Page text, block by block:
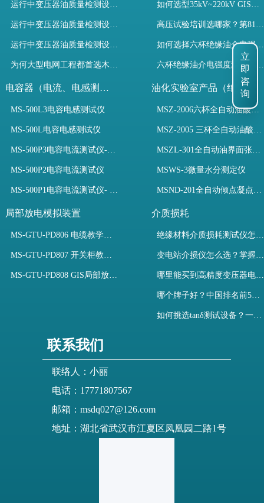
运行中变压器油质量检测设备如何维护？
运行中变压器油质量检测设备包括哪些？
运行中变压器油质量检测设备如何选型？
为何大型电网工程都首选木森电气成套电力测试设备？
如何选型35kV~220kV GIS局部放电模拟装置？
高压试验培训选哪家？第81期高电压试验技术培训班圆满收官！
如何选择六杯绝缘油介电强度测试仪提升变压器油检测效率？
六杯绝缘油介电强度测试仪如何选？规程与高效设备解析
电容器（电流、电感测试）
MS-500L3电容电感测试仪
MS-500L电容电感测试仪
MS-500P3电容电流测试仪-3PT、两种4PT、1PT连接方式
MS-500P2电容电流测试仪
MS-500P1电容电流测试仪- 支持3PT、4PT、1PT
油化实验室产品（绝缘油）
MSZ-2006六杯全自动油酸值测定仪
MSZ-2005 三杯全自动油酸值测定仪
MSZL-301全自动油界面张力仪
MSWS-3微量水分测定仪
MSND-201全自动倾点凝点测试仪
局部放电模拟装置
MS-GTU-PD806 电缆教学用局部放电模拟装置
MS-GTU-PD807 开关柜教学用局部放电模拟装置
MS-GTU-PD808 GIS局部放电模拟系统
介质损耗
绝缘材料介质损耗测试仪怎么选？看木森电气B端定制如何升级测试效率
变电站介损仪怎么选？掌握采购要点-木森电气
哪里能买到高精度变压器电容量及介损测试仪？快速解决选型难题
哪个牌子好？中国排名前5介质损耗测试仪选型对比快速解决测量难题
如何挑选tanδ测试设备？一文掌握高压介质损耗测试仪采购核心
联系我们
联络人：小丽
电话：17771807567
邮箱：msdq027@126.com
地址：湖北省武汉市江夏区凤凰园二路1号
立
即
咨
询